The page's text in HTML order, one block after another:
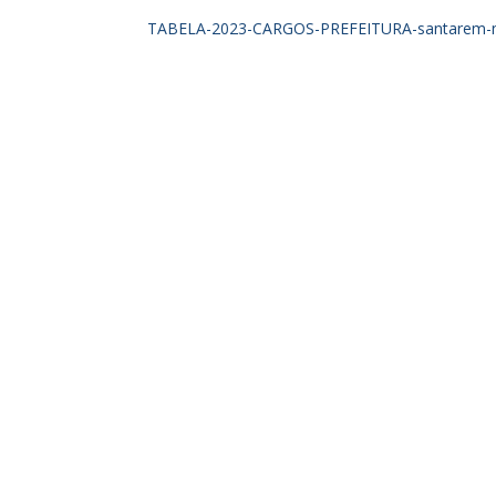
TABELA-2023-CARGOS-PREFEITURA-